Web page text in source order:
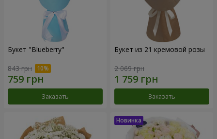
Букет "Blueberry"
843 грн
Заказать
Букет из 21 кремовой розы
2 069 грн
Заказать